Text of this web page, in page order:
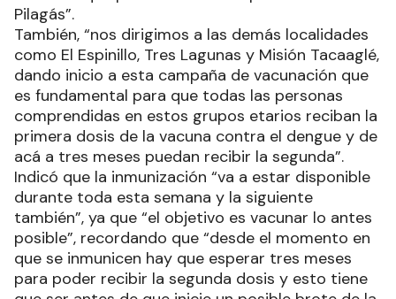
Pilagás”.
También, “nos dirigimos a las demás localidades
como El Espinillo, Tres Lagunas y Misión Tacaaglé,
dando inicio a esta campaña de vacunación que
es fundamental para que todas las personas
comprendidas en estos grupos etarios reciban la
primera dosis de la vacuna contra el dengue y de
acá a tres meses puedan recibir la segunda”.
Indicó que la inmunización “va a estar disponible
durante toda esta semana y la siguiente
también”, ya que “el objetivo es vacunar lo antes
posible”, recordando que “desde el momento en
que se inmunicen hay que esperar tres meses
para poder recibir la segunda dosis y esto tiene